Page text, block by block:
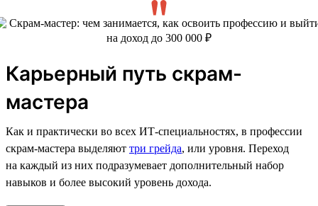
Карьерный путь скрам-
мастера
Как и практически во всех ИТ-специальностях, в профессии
скрам-мастера выделяют три грейда, или уровня. Переход
на каждый из них подразумевает дополнительный набор
навыков и более высокий уровень дохода.